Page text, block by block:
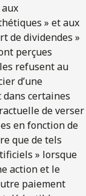
» et aux
de dividendes »
perçues
refusent au
d’une
certaines
de verser
en fonction de
que de tels
» lorsque
action et le
paiement